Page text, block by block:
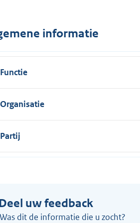
l
n
:
informatie
Functie
Organisatie
Partij
uw feedback
Was dit de informatie die u zocht?